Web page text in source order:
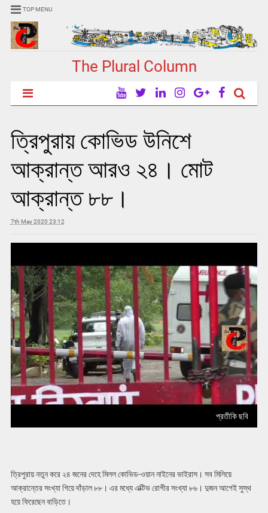
TOP MENU
The Plural Column
ত্রিপুরায় কোভিড উনিশে
আক্রান্ত আরও ২৪। মোট
আক্রান্ত ৮৮।
7th May 2020 23:12
প্রতীকি ছবি
ত্রিপুরায় নতুন করে ২৪ জনের দেহে মিলল কোভিড-ওয়ান নাইনের ভাইরাস। সব মিলিয়ে
আক্রান্তের সংখ্যা গিয়ে দাঁড়াল ৮৮। এর মধ্যে এক্টিভ রোগীর সংখ্যা ৮৬। দুজন আগেই সুস্থ
হয়ে ফিরেছেন বাড়িতে।